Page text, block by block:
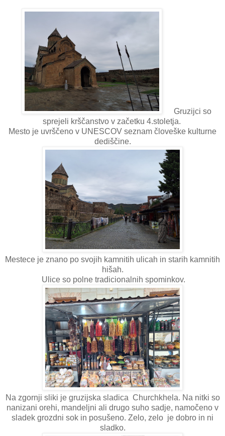
Gruzijci so
sprejeli krščanstvo v začetku 4.stoletja.
Mesto je uvrščeno v UNESCOV seznam človeške kulturne
dediščine.
Mestece je znano po svojih kamnitih ulicah in starih kamnitih
hišah.
Ulice so polne tradicionalnih spominkov.
Na zgornji sliki je gruzijska sladica Churchkhela. Na nitki so
nanizani orehi, mandeljni ali drugo suho sadje, namočeno v
sladek grozdni sok in posušeno. Zelo, zelo je dobro in ni
sladko.